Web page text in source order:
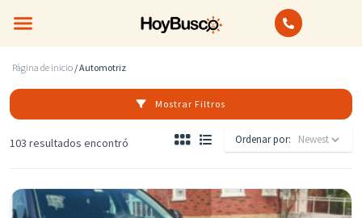
Página de inicio / Automotriz
Mostrar Filtros
103 resultados encontró Ordenar por: